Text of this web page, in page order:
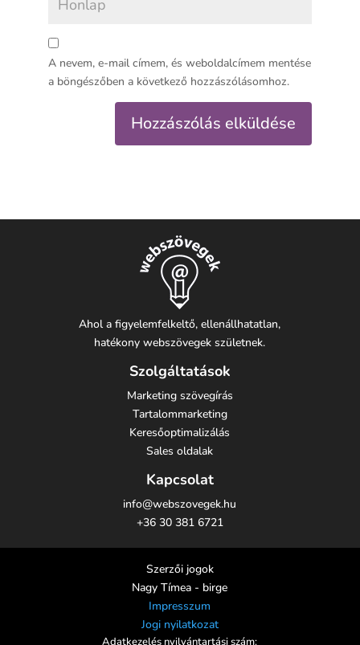
A nevem, e-mail címem, és weboldalcímem mentése
a böngészőben a következő hozzászólásomhoz.
Ahol a figyelemfelkeltő, ellenállhatatlan,
hatékony webszövegek születnek.
Szolgáltatások
Marketing szövegírás
Tartalommarketing
Keresőoptimalizálás
Sales oldalak
Kapcsolat
info@webszovegek.hu
+36 30 381 6721
Szerzői jogok
Nagy Tímea - birge
Impresszum
Jogi nyilatkozat